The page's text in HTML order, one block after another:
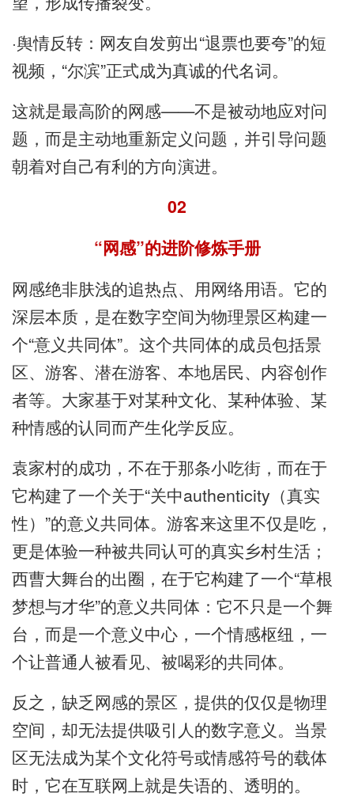
·舆情反转：网友自发剪出“退票也要夸”的短
视频，“尔滨”正式成为真诚的代名词。
这就是最高阶的网感——不是被动地应对问
题，而是主动地重新定义问题，并引导问题
朝着对自己有利的方向演进。
02
“网感”的进阶修炼手册
网感绝非肤浅的追热点、用网络用语。它的
深层本质，是在数字空间为物理景区构建一
个“意义共同体”。这个共同体的成员包括景
区、游客、潜在游客、本地居民、内容创作
者等。大家基于对某种文化、某种体验、某
种情感的认同而产生化学反应。
袁家村的成功，不在于那条小吃街，而在于
它构建了一个关于“关中authenticity（真实
性）”的意义共同体。游客来这里不仅是吃，
更是体验一种被共同认可的真实乡村生活；
西曹大舞台的出圈，在于它构建了一个“草根
梦想与才华”的意义共同体：它不只是一个舞
台，而是一个意义中心，一个情感枢纽，一
个让普通人被看见、被喝彩的共同体。
反之，缺乏网感的景区，提供的仅仅是物理
空间，却无法提供吸引人的数字意义。当景
区无法成为某个文化符号或情感符号的载体
时，它在互联网上就是失语的、透明的。